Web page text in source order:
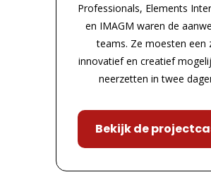
Professionals, Elements
en IMAGM waren de
teams. Ze moesten een
innovatief en creatief
neerzetten in twee
Bekijk de